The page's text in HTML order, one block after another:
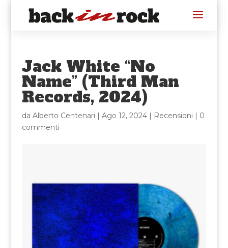
Jack White “No
Name” (Third Man
Records, 2024)
da Alberto Centenari | Ago 12, 2024| Recensioni | 0
commenti